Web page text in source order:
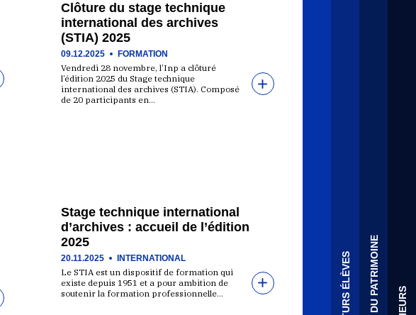
Clôture du stage technique
international des archives
(STIA) 2025
09.12.2025 FORMATION
Vendredi 28 novembre, l’Inp a clôturé
l’édition 2025 du Stage technique
international des archives (STIA). Composé
de 20 participants en…
Stage technique international
d’archives : accueil de l’édition
2025
20.11.2025 INTERNATIONAL
Le STIA est un dispositif de formation qui
existe depuis 1951 et a pour ambition de
soutenir la formation professionnelle…